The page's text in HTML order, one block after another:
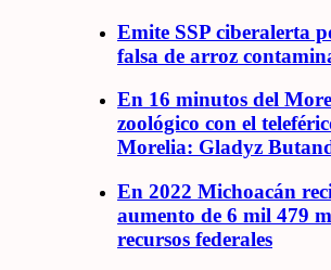
Emite SSP ciberalerta
falsa de arroz
En 16 minutos del
zoológico con el
Morelia: Gladyz
En 2022 Michoacán
aumento de 6 mil 479
recursos federales